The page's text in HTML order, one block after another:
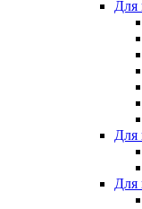
Для
Для
Для